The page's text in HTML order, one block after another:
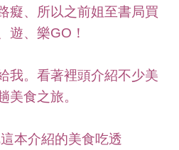
癡、所以之前姐至書局買
遊、樂GO！
我。看著裡頭介紹不少美
美食之旅。
本介紹的美食吃透